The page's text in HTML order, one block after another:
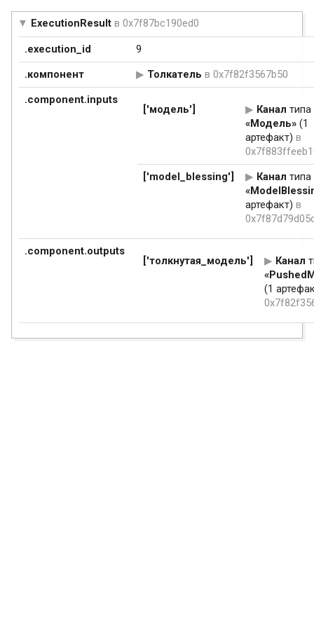
ExecutionResult в 0x7f87bc190ed0
.execution_id
9
.компонент
Толкатель в 0x7f82f3567b50
.component.inputs
['модель'] Канал типа
«Модель» (1
артефакт) в
['model_blessing']
Канал типа
артефакт) в
.component.outputs
['толкнутая_модель'] Канал
(1